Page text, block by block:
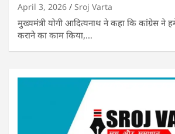
April 3, 2026 Sroj Varta
मुख्यमंत्री योगी आदित्यनाथ ने कहा कि कांग्रेस ने
कराने का काम किया,…